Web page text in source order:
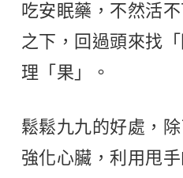
吃安眠藥，不然活
之下，回過頭來找
理「果」。
鬆鬆九九的好處，
強化心臟，利用甩